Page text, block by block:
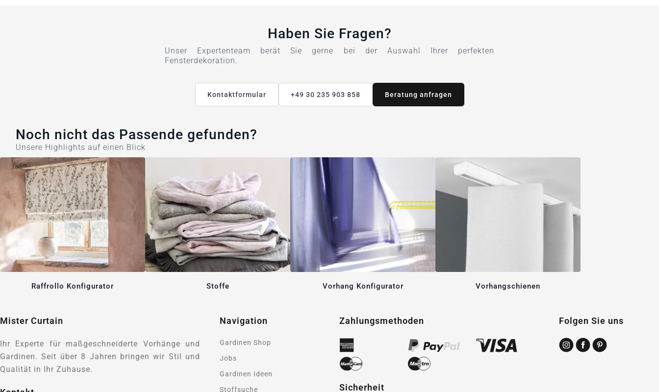
Haben Sie Fragen?
Unser Expertenteam berät Sie gerne bei der Auswahl Ihrer perfekten
Fensterdekoration.
Kontaktformular +49 30 235 903 858 Beratung anfragen
Noch nicht das Passende gefunden?
Unsere Highlights auf einen Blick
Raffrollo Konfigurator Stoffe Vorhang Konfigurator Vorhangschienen
Mister Curtain
Ihr Experte für maßgeschneiderte Vorhänge und
Gardinen. Seit über 8 Jahren bringen wir Stil und
Qualität in Ihr Zuhause.
Navigation
Gardinen Shop
Jobs
Gardinen Ideen
Stoffsuche
Zahlungsmethoden
Sicherheit
Folgen Sie uns